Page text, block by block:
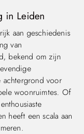
in Leiden
aan geschiedenis
van
bekend om zijn
achtergrond voor
woonruimtes. Of
heeft een scala aan